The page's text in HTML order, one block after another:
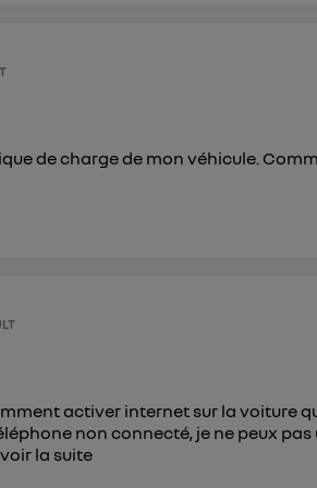
de charge de mon véhicule.
activer internet sur la voiture
non connecté, je ne peux pas
voir la suite